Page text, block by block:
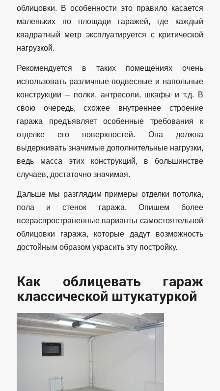
облицовки. В особенности это правило касается
маленьких по площади гаражей, где каждый
квадратный метр эксплуатируется с критической
нагрузкой.
Рекомендуется в таких помещениях очень
использовать различные подвесные и напольные
конструкции – полки, антресоли, шкафы и т.д. В
свою очередь, схожее внутреннее строение
гаража предъявляет особенные требования к
отделке его поверхностей. Она должна
выдерживать значимые дополнительные нагрузки,
ведь масса этих конструкций, в большинстве
случаев, достаточно значимая.
Дальше мы разглядим примеры отделки потолка,
пола и стенок гаража. Опишем более
всераспространенные варианты самостоятельной
облицовки гаража, которые дадут возможность
достойным образом украсить эту постройку.
Как облицевать гараж
классической штукатуркой